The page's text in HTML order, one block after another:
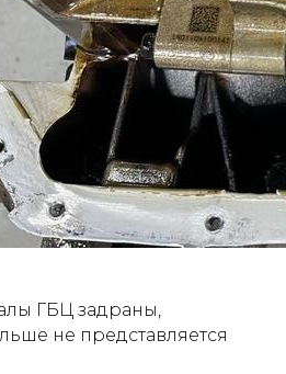
ГБЦ задраны,
не представляется